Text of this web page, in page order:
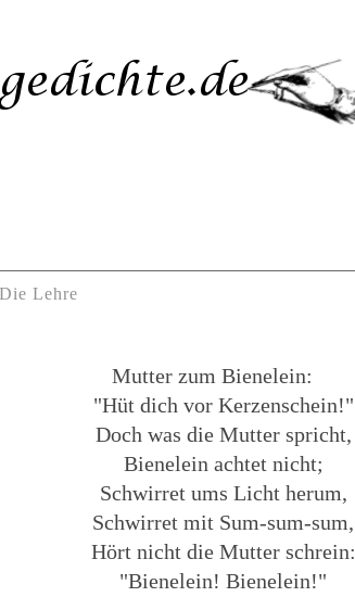
Die Lehre
Mutter zum Bienelein:
"Hüt dich vor Kerzenschein!"
Doch was die Mutter spricht,
Bienelein achtet nicht;
Schwirret ums Licht herum,
Schwirret mit Sum-sum-sum,
Hört nicht die Mutter schrein:
"Bienelein! Bienelein!"